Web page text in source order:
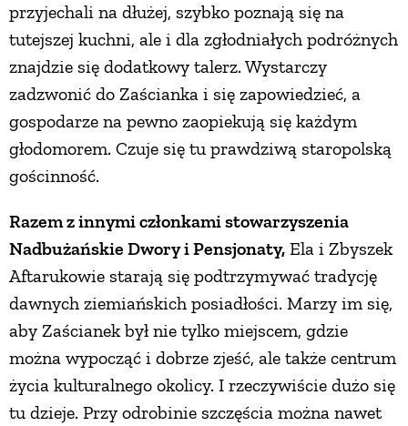
przyjechali na dłużej, szybko poznają się na
tutejszej kuchni, ale i dla zgłodniałych podróżnych
znajdzie się dodatkowy talerz. Wystarczy
zadzwonić do Zaścianka i się zapowiedzieć, a
gospodarze na pewno zaopiekują się każdym
głodomorem. Czuje się tu prawdziwą staropolską
gościnność.
Razem z innymi członkami stowarzyszenia
Nadbużańskie Dwory i Pensjonaty, Ela i Zbyszek
Aftarukowie starają się podtrzymywać tradycję
dawnych ziemiańskich posiadłości. Marzy im się,
aby Zaścianek był nie tylko miejscem, gdzie
można wypocząć i dobrze zjeść, ale także centrum
życia kulturalnego okolicy. I rzeczywiście dużo się
tu dzieje. Przy odrobinie szczęścia można nawet
ZUPY
DANIA GŁÓWNE
CIASTA I DESERY
PRZETWORY
INNE